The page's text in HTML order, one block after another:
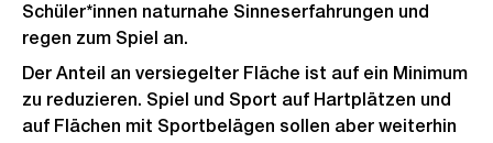
Schüler*innen naturnahe Sinneserfahrungen und
regen zum Spiel an.
Der Anteil an versiegelter Fläche ist auf ein Minimum
zu reduzieren. Spiel und Sport auf Hartplätzen und
auf Flächen mit Sportbelägen sollen aber weiterhin